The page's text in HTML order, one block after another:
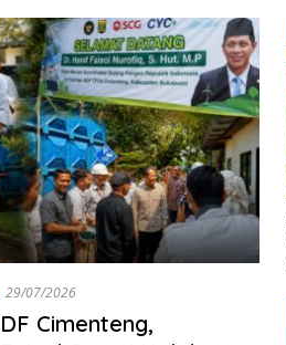
29/07/2026
Cimenteng,